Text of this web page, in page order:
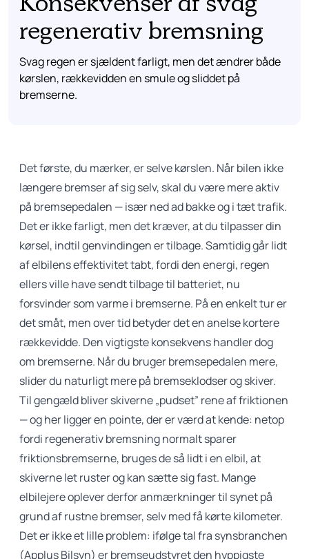
Konsekvenser af svag
regenerativ bremsning
Svag regen er sjældent farligt, men det ændrer både
kørslen, rækkevidden en smule og sliddet på
bremserne.
Det første, du mærker, er selve kørslen. Når bilen ikke
længere bremser af sig selv, skal du være mere aktiv
på bremsepedalen — især ned ad bakke og i tæt trafik.
Det er ikke farligt, men det kræver, at du tilpasser din
kørsel, indtil genvindingen er tilbage. Samtidig går lidt
af elbilens effektivitet tabt, fordi den energi, regen
ellers ville have sendt tilbage til batteriet, nu
forsvinder som varme i bremserne. På en enkelt tur er
det småt, men over tid betyder det en anelse kortere
rækkevidde. Den vigtigste konsekvens handler dog
om bremserne. Når du bruger bremsepedalen mere,
slider du naturligt mere på bremseklodser og skiver.
Til gengæld bliver skiverne „pudset” rene af friktionen
— og her ligger en pointe, der er værd at kende: netop
fordi regenerativ bremsning normalt sparer
friktionsbremserne, bruges de så lidt i en elbil, at
skiverne let ruster og kan sætte sig fast. Mange
elbilejere oplever derfor anmærkninger til synet på
grund afrustne bremser, selv med få kørte kilometer.
Det er ikke et lille problem: ifølge tal fra synsbranchen
(Applus Bilsyn) er bremseudstyret den hyppigste